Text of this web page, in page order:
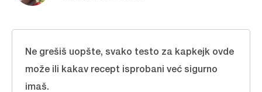
Ne grešiš uopšte, svako testo za kapkejk ovde
može ili kakav recept isprobani već sigurno
imaš.